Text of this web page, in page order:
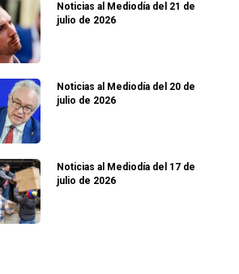
Noticias al Mediodía del 21 de
julio de 2026
Noticias al Mediodía del 20 de
julio de 2026
Noticias al Mediodía del 17 de
julio de 2026